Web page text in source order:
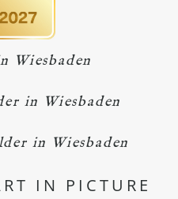
Wiesbaden
in Wiesbaden
in Wiesbaden
IN PICTURE